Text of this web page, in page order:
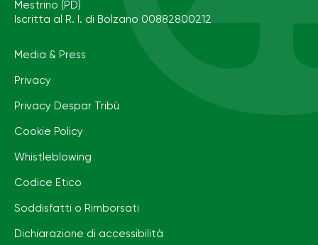
Mestrino (PD)
Iscritta al R. I. di Bolzano 00882800212
Media & Press
Privacy
Privacy Despar Tribù
Cookie Policy
Whistleblowing
Codice Etico
Soddisfatti o Rimborsati
Dichiarazione di accessibilità